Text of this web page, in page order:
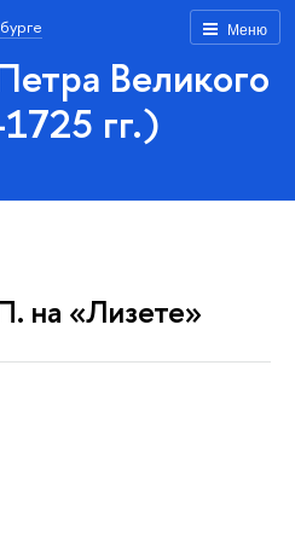
Меню
Великого
гг.)
на «Лизете»